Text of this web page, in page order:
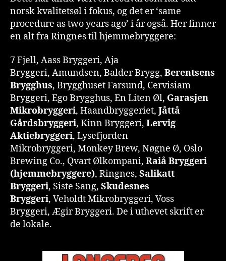
norsk kvalitetsøl i fokus, og det er ‘same
procedure as two years ago’ i år også. Her finner
en alt fra Ringnes til hjemmebryggere:
7 Fjell, Aass Bryggeri, Aja
Bryggeri, Amundsen, Balder Brygg, Berentsens
Brygghus, Brygghuset Farsund, Cervisiam
Bryggeri, Ego Brygghus, En Liten Øl, Garasjen
Mikrobryggeri, Haandbryggeriet, Jåttå
Gårdsbryggeri, Kinn Bryggeri, Lervig
Aktiebryggeri, Lysefjorden
Mikrobryggeri, Monkey Brew, Nøgne Ø, Oslo
Brewing Co., Qvart Ølkompani, Raiå Bryggeri
(hjemmebryggere), Ringnes, Salikatt
Bryggeri, Siste Sang, Skudesnes
Bryggeri, Veholdt Mikrobryggeri, Voss
Bryggeri, Ægir Bryggeri. De i uthevet skrift er
de lokale.